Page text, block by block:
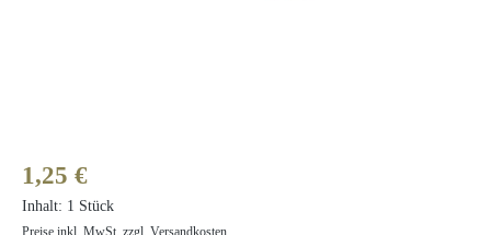
Regulärer Preis:
1,25 €
Inhalt: 1 Stück
Preise inkl. MwSt. zzgl. Versandkosten